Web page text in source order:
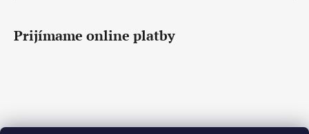
Prijímame online platby